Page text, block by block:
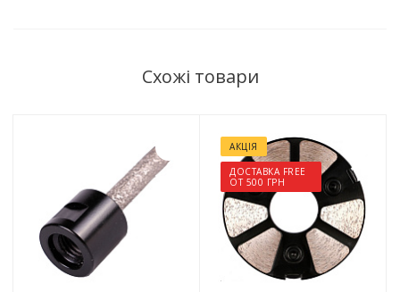
Схожі товари
АКЦІЯ
ДОСТАВКА FREE
ОТ 500 ГРН